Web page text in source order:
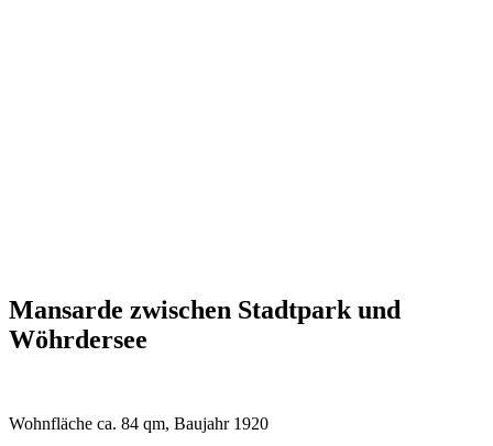
Mansarde zwischen Stadtpark und
Wöhrdersee
Wohnfläche ca. 84 qm, Baujahr 1920